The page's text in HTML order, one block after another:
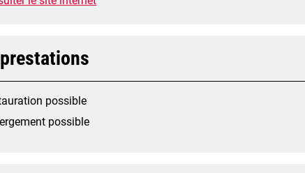
possible
possible